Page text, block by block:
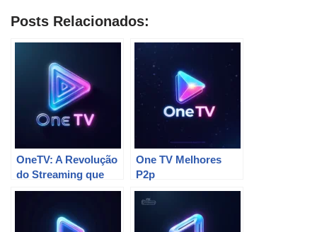
Posts Relacionados:
OneTV: A Revolução
do Streaming que
Você Não Sabia Que
One TV Melhores
P2p